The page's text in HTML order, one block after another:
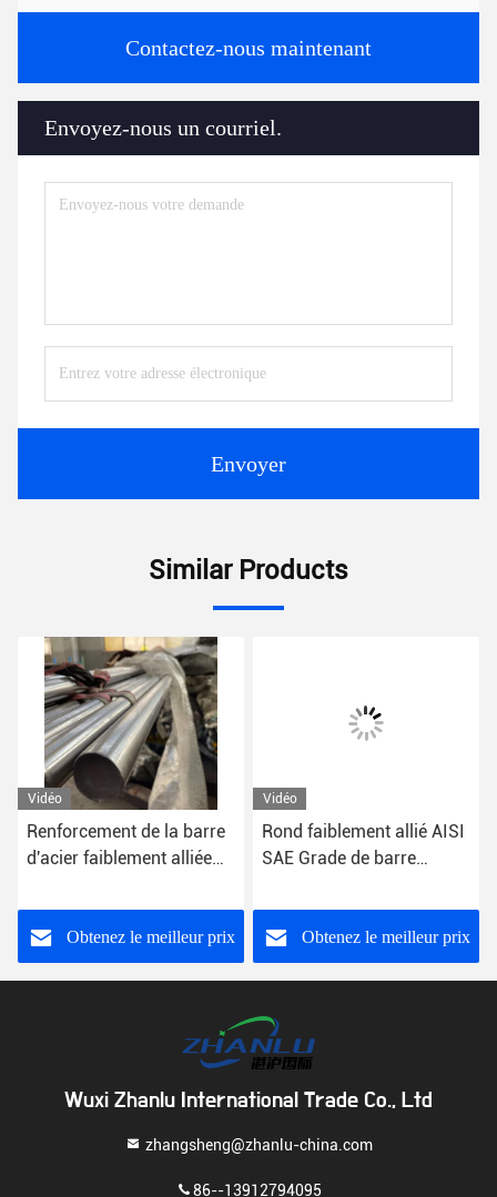
Contactez-nous maintenant
Envoyez-nous un courriel.
Envoyer
Similar Products
Vidéo
Renforcement de la barre
d'acier faiblement alliée
gaz SAE 4140 Rod
Manufacturer
Obtenez le meilleur prix
Vidéo
Rond faiblement allié AISI
SAE Grade de barre
BSS355JR 1,0045
Obtenez le meilleur prix
Wuxi Zhanlu International Trade Co., Ltd
zhangsheng@zhanlu-china.com
86--13912794095